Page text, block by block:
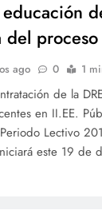
del
ago 0 1
de la
en II.EE.
Lectivo
este 19 de